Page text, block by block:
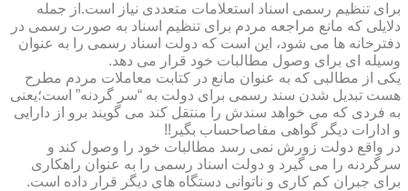
برای تنظیم رسمی اسناد استعلامات متعددی نیاز است.از جمله
دلایلی که مانع مراجعه مردم برای تنظیم اسناد به صورت رسمی در
دفترخانه ها می شود، این است که دولت اسناد رسمی را به عنوان
وسیله ای برای وصول مطالبات خود قرار می دهد.
یکی از مطالبی که به عنوان مانع در کتابت معاملات مردم مطرح
هست تبدیل شدن سند رسمی برای دولت به “سر گردنه” است؛یعنی
به فردی که می خواهد سندش را منتقل کند می گویند برو از دارایی
و ادارات دیگر گواهی مفاصاحساب بگیر!!
در واقع دولت زورش نمی رسد مطالبات خود را وصول کند و
سرگردنه را می گیرد و دولت اسناد رسمی را به عنوان راهکاری
برای جبران کم کاری و ناتوانی دستگاه های دیگر قرار داده است.